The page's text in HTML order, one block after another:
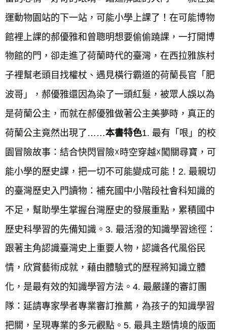
運動物園站的下一站，可能小學上課了！在可能博物
館裡上課的郝優雅和曾聰明想要偷偷蹺課，一打開博
物館的門，卻走進了荷蘭時代的臺灣，在西拉雅族村
子裡幫老頭目找權杖、遇見橫行霸道的荷蘭長官「肥
波哥」，郝優雅還因為染了一頭紅髮，被眾人誤以為
是荷蘭公主，而就在郝優雅做著公主美夢時，真正的
荷蘭公主竟然出現了……本書特色1. 最有「哏」的校
園冒險故事：結合快閃冒險☓時空穿越☓闖關尋寶，可
能小學的歷史課，把一切不可能變成可能！2. 最親切
的臺灣歷史入門讀物：補充國中小階段社會科知識的
不足，幫助學生掌握台灣歷史的發展重點，累積國中
歷史科學習的先備知識。3. 最活潑的知識學習途徑：
跟著主角認識臺灣史上重要人物，認識各代風俗民
情，欣賞藝術成就，藉由體驗式的歷程將知識立體
化，是最有效的知識學習方法。4. 最嚴謹的審訂團
隊：延請專家學者專業審訂推薦，為孩子的知識學習
把關，呈現專業的多元觀點。5. 最具主題情境的版面